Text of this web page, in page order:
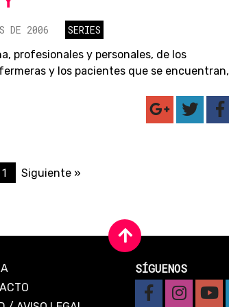
DE 2006
SERIES
profesionales y personales, de los
y los pacientes que se encuentran,
1 Siguiente »
SÍGUENOS